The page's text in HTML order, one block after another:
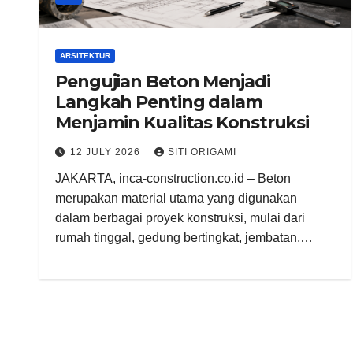
ARSITEKTUR
Pengujian Beton Menjadi
Langkah Penting dalam
Menjamin Kualitas Konstruksi
12 JULY 2026 SITI ORIGAMI
JAKARTA, inca-construction.co.id – Beton
merupakan material utama yang digunakan
dalam berbagai proyek konstruksi, mulai dari
rumah tinggal, gedung bertingkat, jembatan,…